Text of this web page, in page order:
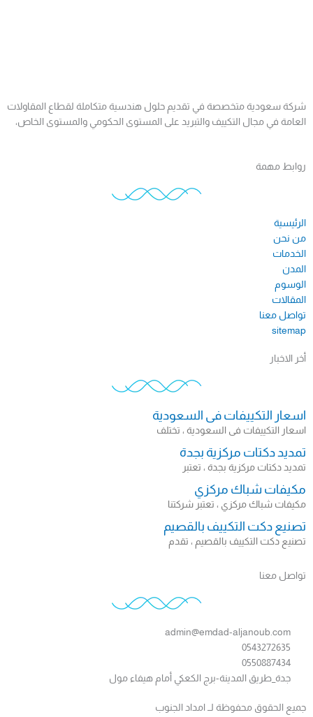
شركة سعودية متخصصة في تقديم حلول هندسية متكاملة لقطاع المقاولات
العامة في مجال التكييف والتبريد على المستوى الحكومي والمستوى الخاص،
روابط مهمة
الرئيسية
من نحن
الخدمات
المدن
الوسوم
المقالات
تواصل معنا
sitemap​
أخر الاخبار
اسعار التكييفات فى السعودية
اسعار التكييفات فى السعودية ، تختلف
تمديد دكتات مركزية بجدة
تمديد دكتات مركزية بجدة ، تعتبر
مكيفات شباك مركزي
مكيفات شباك مركزي ، تعتبر شركتنا
تصنيع دكت التكييف بالقصيم
تصنيع دكت التكييف بالقصيم ، تقدم
تواصل معنا
admin@emdad-aljanoub.com
0543272635
0550887434
جدة_طريق المدينة-برج الكعكي أمام هيفاء مول
جميع الحقوق محفوظة لــ امداد الجنوب